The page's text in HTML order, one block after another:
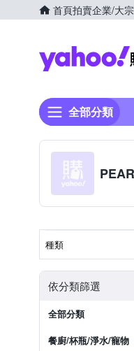
首頁拍賣企業/大
全部分類
種類
依分類篩選
全部分類
餐廚/杯瓶/淨水/寵物